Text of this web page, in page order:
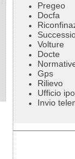
Pregeo
Docfa
Volture
Docte
Gps
Rilievo
Ufficio
Invio